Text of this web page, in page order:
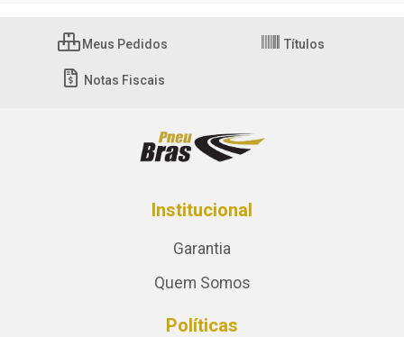
Meus Pedidos Títulos
Notas Fiscais
Institucional
Garantia
Quem Somos
Políticas